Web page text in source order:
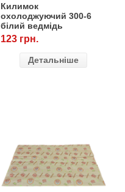
Килимок
охолоджуючий 300-6
білий ведмідь
123 грн.
Детальніше